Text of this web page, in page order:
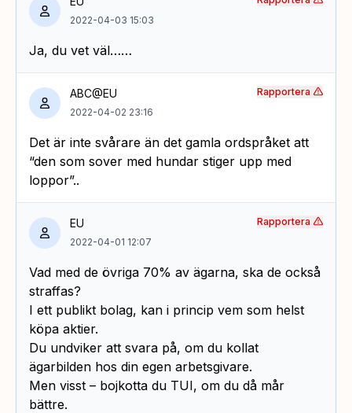
2022-04-03 15:03
Ja, du vet väl……
ABC@EU
2022-04-02 23:16
Det är inte svårare än det gamla ordspråket att
“den som sover med hundar stiger upp med
loppor”..
Rapportera
EU
2022-04-01 12:07
Vad med de övriga 70% av ägarna, ska de också
straffas?
I ett publikt bolag, kan i princip vem som helst
köpa aktier.
Du undviker att svara på, om du kollat
ägarbilden hos din egen arbetsgivare.
Men visst – bojkotta du TUI, om du då mår
bättre.
Rapportera